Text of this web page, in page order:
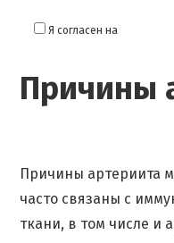
Я согласен на
Причины
Причины артериита
часто связаны с
ткани, в том числе и